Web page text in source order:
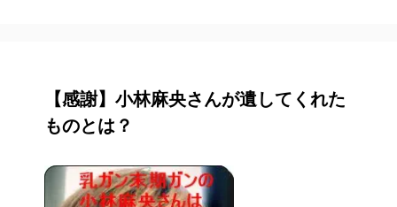
【感謝】小林麻央さんが遺してくれた
ものとは？